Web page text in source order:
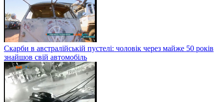
Скарби в австралійській пустелі: чоловік через майже 50 років
знайшов свій автомобіль